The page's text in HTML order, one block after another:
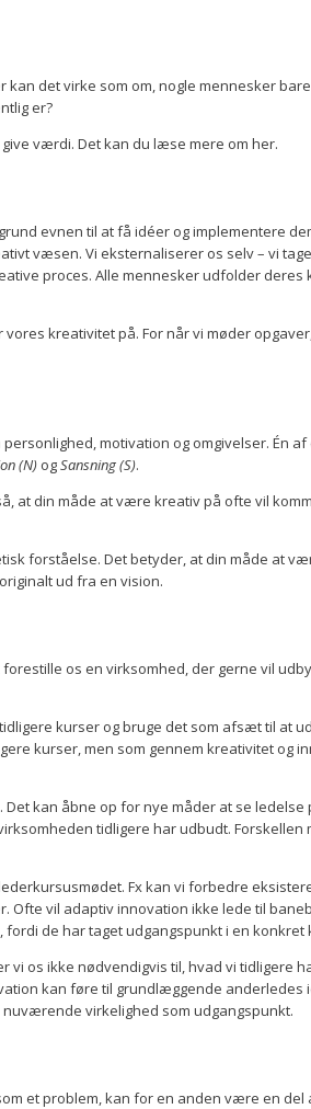
det virke som om, nogle mennesker bare
er?
værdi. Det kan du læse mere om her.
evnen til at få idéer og implementere
væsen. Vi eksternaliserer os selv – vi
proces. Alle mennesker udfolder deres
vores kreativitet på. For når vi møder
motivation og omgivelser. Én
(N) ogSansning (S).
at din måde at være kreativ på ofte vil
forståelse. Det betyder, at din måde at
ud fra en vision.
os en virksomhed, der gerne vil
kurser og bruge det som afsæt til at
kurser, men som gennem kreativitet og
kan åbne op for nye måder at se ledelse
tidligere har udbudt. Forskellen
Fx kan vi forbedre
Ofte vil adaptiv innovation ikke lede til
de har taget udgangspunkt i en konkret
os ikke nødvendigvis til, hvad vi tidligere
kan føre til grundlæggende anderledes
virkelighed som udgangspunkt.
et problem, kan for en anden være en del